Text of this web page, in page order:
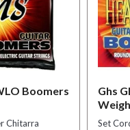
Boomers
Chitarra
Ghs
Set